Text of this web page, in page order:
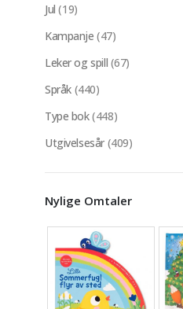
Jul (19)
Kampanje (47)
Leker og spill (67)
Språk (440)
Type bok(448)
Utgivelsesår (409)
Nylige Omtaler